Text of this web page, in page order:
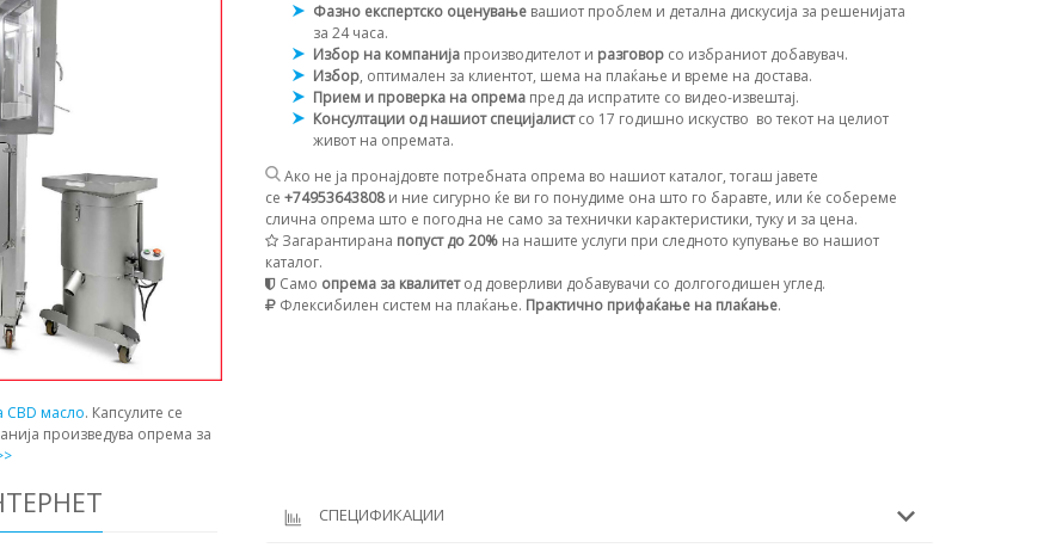
CBD масло. Капсулите се
произведува опрема за
Фазно експертско оценување вашиот проблем и детална дискусија за решенијата
за 24 часа.
Избор на компанија производителот и разговор со избраниот добавувач.
Избор, оптимален за клиентот, шема на плаќање и време на достава.
Прием и проверка на опрема пред да испратите со видео-извештај.
Консултации од нашиот специјалистсо 17 годишно искуство во текот на целиот
живот на опремата.
Ако не ја пронајдовте потребната опрема во нашиот каталог, тогаш јавете
се +74953643808и ние сигурно ќе ви го понудиме она што го баравте, или ќе собереме
слична опрема што е погодна не само за технички карактеристики, туку и за цена.
Загарантирана попуст до 20% на нашите услуги при следното купување во нашиот
каталог.
Само опрема за квалитетод доверливи добавувачи со долгогодишен углед.
Флексибилен систем на плаќање. Практично прифаќање на плаќање.
СПЕЦИФИКАЦИИ